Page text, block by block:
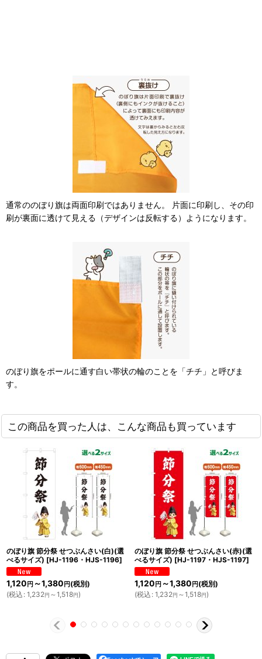
通常ののぼり旗は両面印刷ではありません。 片面に印刷し、その印
刷が裏面に透けて見える（デザインは反転する）ようになります。
のぼり旗をポールに通す白い帯状の輪のことを「チチ」と呼びま
す。
この商品を買った人は、こんな商品も買っています
のぼり旗 節分祭 せつぶんさい(白)(選
べるサイズ) [HJ-1196・HJS-1196]
1,120 円 ～1,380 円 (税別)
(税込 : 1,232円 ～1,518円)
のぼり旗 節分祭 せつぶんさい(赤)(選
べるサイズ) [HJ-1197・HJS-1197]
1,120 円 ～1,380 円 (税別)
(税込 : 1,232円 ～1,518円)